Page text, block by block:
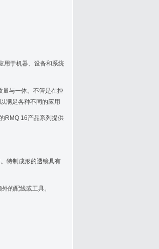
用于机器、设备和系统
与一体。不管是在控
满足各种不同的应用
RMQ 16产品系列提供
特制成形的透镜具有
的配线或工具。